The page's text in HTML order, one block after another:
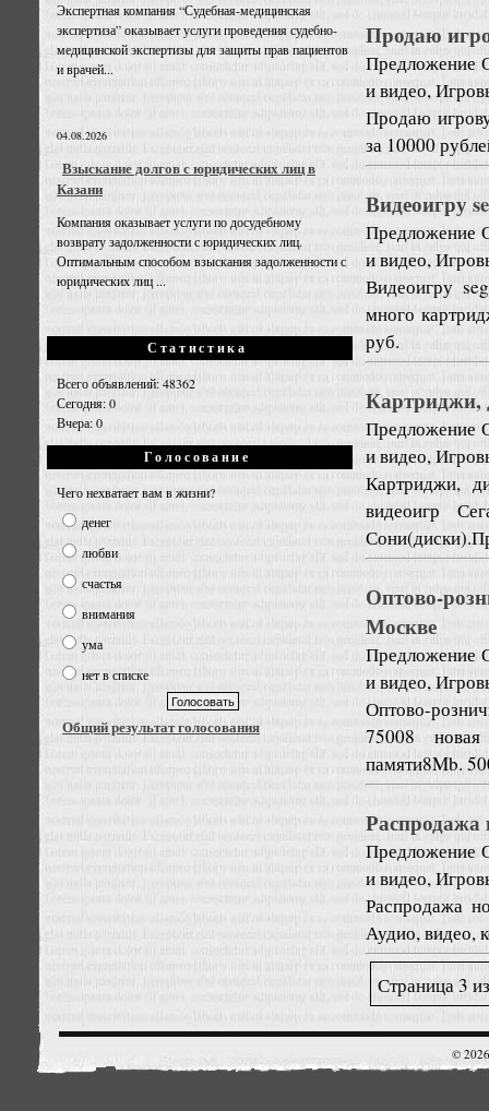
Экспертная компания “Судебная-медицинская
экспертиза” оказывает услуги проведения судебно-
медицинской экспертизы для защиты прав пациентов
и врачей...
04.08.2026
Взыскание долгов с юридических лиц в
Казани
Компания оказывает услуги по досудебному
возврату задолженности с юридических лиц.
Оптимальным способом взыскания задолженности с
юридических лиц ...
Статистика
Всего объявлений: 48362
Сегодня: 0
Вчера: 0
Голосование
Чего нехватает вам в жизни?
денег
любви
счастья
внимания
ума
нет в списке
Общий результат голосования
Продаю
Предложение
и видео,
Продаю
за 10000
Видеоигру
Предложение
и видео,
Видеоигру
много
руб.
Картриджи,
Предложение
и видео,
Картриджи,
видеоигр
Оптово-
Москве
Предложение
и видео,
Оптово-
75008
памяти8Mb.
Распродажа
Предложение
и видео,
Распродажа
Аудио, видео,
Страница 3
©